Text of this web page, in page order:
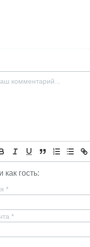
как гость:
*
*